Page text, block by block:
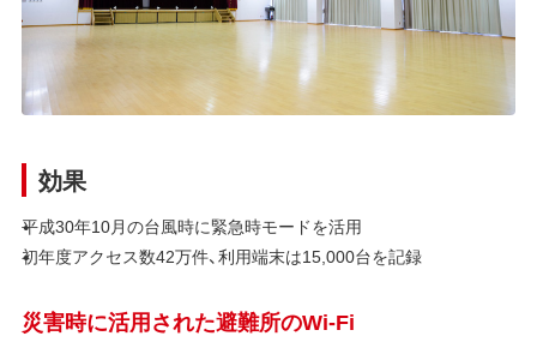
効果
平成30年10月の台風時に緊急時モードを活用
初年度アクセス数42万件、利用端末は15,000台を記録
災害時に活用された避難所のWi-Fi